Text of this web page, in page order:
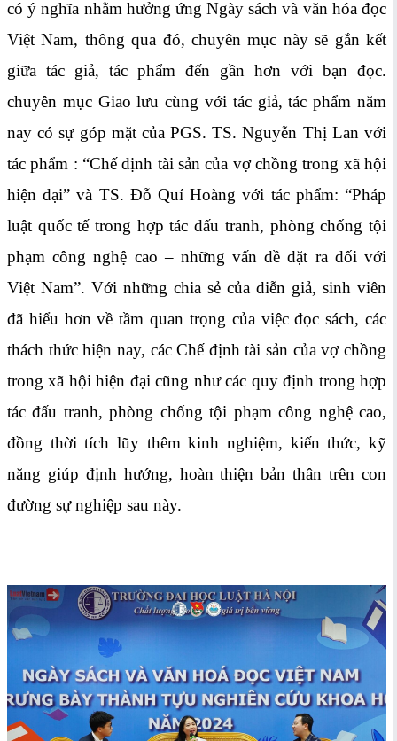
có ý nghĩa nhằm hưởng ứng Ngày sách và văn hóa đọc
Việt Nam, thông qua đó, chuyên mục này sẽ gắn kết
giữa tác giả, tác phẩm đến gần hơn với bạn đọc.
chuyên mục Giao lưu cùng với tác giả, tác phẩm năm
nay có sự góp mặt của PGS. TS. Nguyễn Thị Lan với
tác phẩm : “Chế định tài sản của vợ chồng trong xã hội
hiện đại” và TS. Đỗ Quí Hoàng với tác phẩm: “Pháp
luật quốc tế trong hợp tác đấu tranh, phòng chống tội
phạm công nghệ cao – những vấn đề đặt ra đối với
Việt Nam”. Với những chia sẻ của diễn giả, sinh viên
đã hiểu hơn về tầm quan trọng của việc đọc sách, các
thách thức hiện nay, các Chế định tài sản của vợ chồng
trong xã hội hiện đại cũng như các quy định trong hợp
tác đấu tranh, phòng chống tội phạm công nghệ cao,
đồng thời tích lũy thêm kinh nghiệm, kiến thức, kỹ
năng giúp định hướng, hoàn thiện bản thân trên con
đường sự nghiệp sau này.